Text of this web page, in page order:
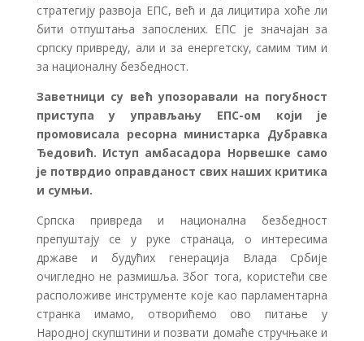
стратегију развоја ЕПС, већ и да лицитира хоће ли
бити отпуштања запослених. ЕПС је значајан за
српску привреду, али и за енергетску, самим тим и
за националну безбедност.
Заветници су већ упозоравали на погубност
приступа у управљању ЕПС-ом који је
промовисала ресорна министарка Дубравка
Ђедовић. Иступ амбасадора Норвешке само
је потврдио оправданост свих наших критика
и сумњи.
Српска привреда и национална безбедност
препуштају се у руке странаца, о интересима
државе и будућих генерација Влада Србије
очигледно не размишља. Због тога, користећи све
расположиве инструменте које као парламентарна
странка имамо, отворићемо ово питање у
Народној скупштини и позвати домаће стручњаке и